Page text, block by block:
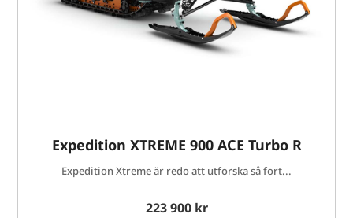
Expedition XTREME 900 ACE Turbo R
Expedition Xtreme är redo att utforska så fort...
223 900 kr